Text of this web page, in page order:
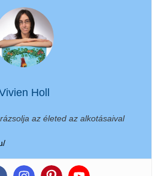
Holl
az életed az alkotásaival